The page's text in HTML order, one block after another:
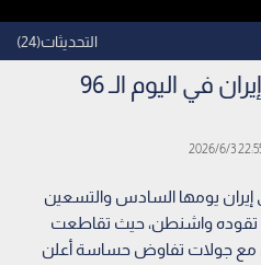
التحديثات(24
)
التطورات بين أمريكا وإيران في اليوم الـ 96
22:55 2026/
إيران يومها السادس والتسعين
واشنطن، حيث تقاطعت
مع جولات تفاوض حساسة أعلن